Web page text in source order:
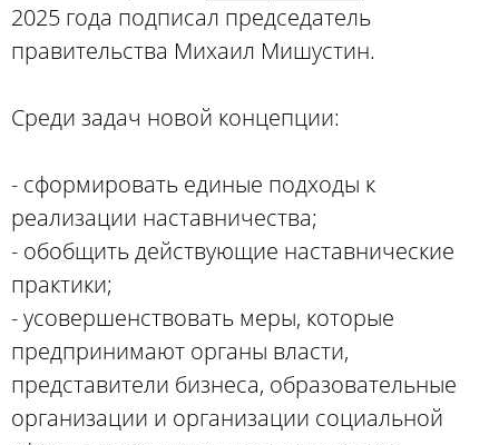
2025 года подписал председатель
правительства Михаил Мишустин.
Среди задач новой концепции:
- сформировать единые подходы к
реализации наставничества;
- обобщить действующие наставнические
практики;
- усовершенствовать меры, которые
предпринимают органы власти,
представители бизнеса, образовательные
организации и организации социальной